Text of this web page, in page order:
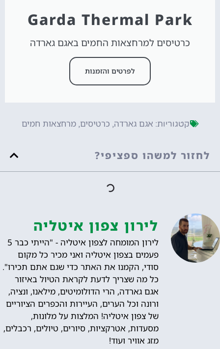
Garda Thermal Park
כרטיסים למרחצאות החמים באגם גארדה
לפרטים והזמנות
קטגוריות: אגם גארדה, כרטיסים,מרחצאות חמים
לחזור למשהו ספציפי?
לירון צפון איטליה
לירון המומחה לצפון איטליה - "הייתי כבר 5
פעמים בצפון איטליה ואני מכיר כל מקום
סודי, הקמנו את האתר כדי שגם אתם תכירו".
כל מה שצריך לדעת לקראת הטיול באיזור
אגם גארדה, הרי הדולומיטים, מילאנו, ונציה,
ורונה וכל הערים, העיירות והכפרים הציוריים
של צפון איטליה! המלצות על מלונות,
מסעדות, אטרקציות, סיורים, טיולים, רכבלים,
מזג אוויר ועוד!